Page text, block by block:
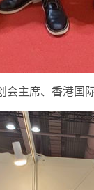
会主席、香港国